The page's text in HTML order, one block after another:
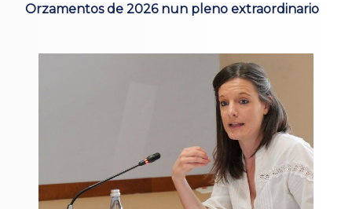
Orzamentos de 2026 nun pleno extraordinario